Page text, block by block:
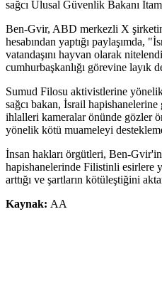
sağcı Ulusal Güvenlik Bakanı
Ben-Gvir, ABD merkezli X
hesabından yaptığı paylaşımda,
vatandaşını hayvan olarak
cumhurbaşkanlığı görevine layık
Sumud Filosu aktivistlerine
sağcı bakan, İsrail
ihlalleri kameralar önünde gözler
yönelik kötü muameleyi
İnsan hakları örgütleri, Ben-
hapishanelerinde Filistinli esirlere
arttığı ve şartların kötüleştiğini
Kaynak: AA